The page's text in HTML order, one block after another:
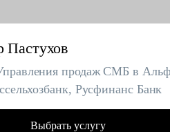
Пастухов
продаж СМБ в
Русфинанс Банк
Выбрать услугу